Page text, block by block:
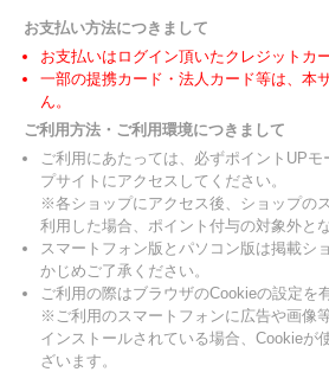
お支払い方法につきまして
お支払いはログイン頂いたクレジットカ
一部の提携カード・法人カード等は、本
ん。
ご利用方法・ご利用環境につきまして
ご利用にあたっては、必ずポイントUPモ
プサイトにアクセスしてください。
※各ショップにアクセス後、ショップの
利用した場合、ポイント付与の対象外と
スマートフォン版とパソコン版は掲載シ
かじめご了承ください。
ご利用の際はブラウザのCookieの設定を
※ご利用のスマートフォンに広告や画像
インストールされている場合、Cookieが
ざいます。